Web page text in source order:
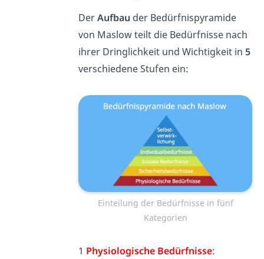
DerAufbau der Bedürfnispyramide
von Maslow teilt die Bedürfnisse nach
ihrer Dringlichkeit und Wichtigkeit in5
verschiedene Stufen ein:
Einteilung der Bedürfnisse in fünf
Kategorien
1 Physiologische Bedürfnisse: